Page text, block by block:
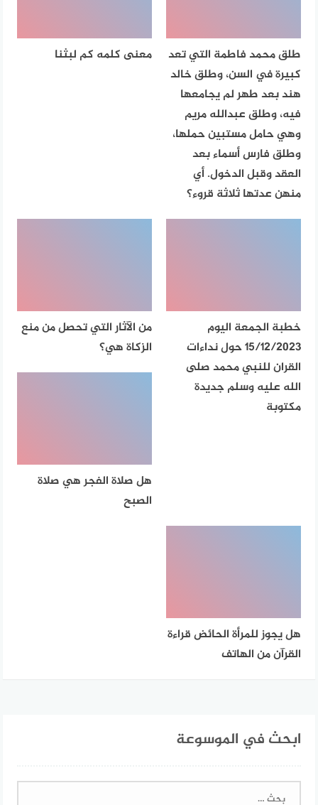
طلق محمد فاطمة التي تعد
كبيرة في السن، وطلق خالد
هند بعد طهر لم يجامعها
فيه، وطلق عبدالله مريم
وهي حامل مستبين حملها،
وطلق فارس أسماء بعد
العقد وقبل الدخول. أي
منهن عدتها ثلاثة قروء؟
معنى كلمه كم لبثنا
خطبة الجمعة اليوم
15/12/2023 حول نداءات
القران للنبي محمد صلى
الله عليه وسلم جديدة
مكتوبة
من الآثار التي تحصل من منع
الزكاة هي؟
هل صلاة الفجر هي صلاة
الصبح
هل يجوز للمرأة الحائض قراءة
القرآن من الهاتف
ابحث في الموسوعة
البحث